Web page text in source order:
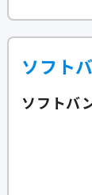
ソフト
ソフトバ